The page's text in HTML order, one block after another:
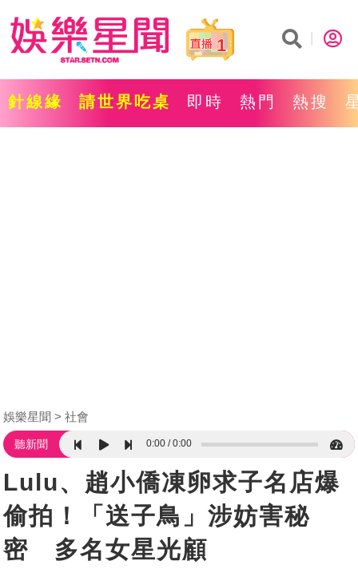
1
針線緣 請世界吃桌 即時 熱門 熱搜
娛樂星聞 社會
聽新聞 0:00 0:00
Lulu、趙小僑凍卵求子名店爆
偷拍！「送子鳥」涉妨害秘
密 多名女星光顧